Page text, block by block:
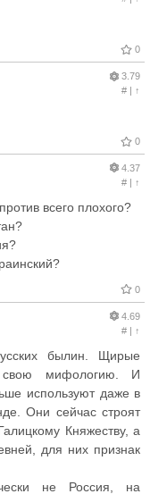
0
3.79
#| ↑
0
4.37
#| ↑
всего плохого?
0
4.69
#| ↑
былин. Щирые
свою мифологию. И
используют даже в
Они сейчас строят
Княжеству, а
для них признак
не Россия, на